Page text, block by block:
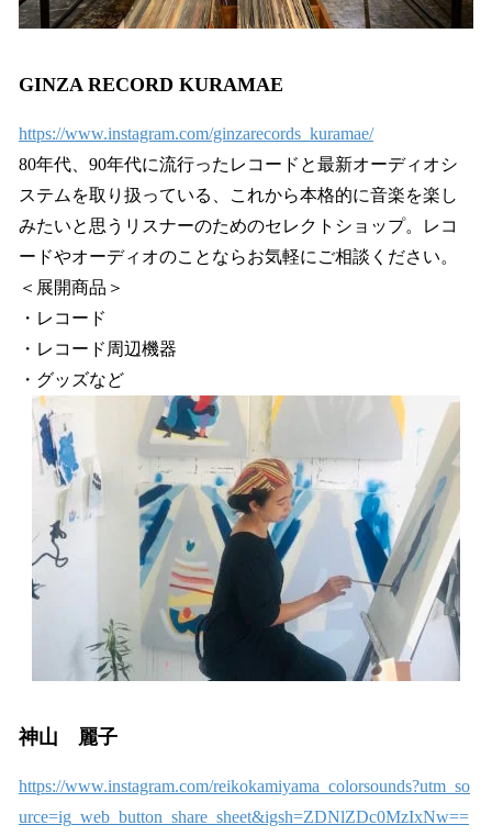
GINZA RECORD KURAMAE
https://www.instagram.com/ginzarecords_kuramae/
80年代、90年代に流行ったレコードと最新オーディオシ
ステムを取り扱っている、これから本格的に音楽を楽し
みたいと思うリスナーのためのセレクトショップ。レコ
ードやオーディオのことならお気軽にご相談ください。
＜展開商品＞
・レコード
・レコード周辺機器
・グッズなど
神山 麗子
https://www.instagram.com/reikokamiyama_colorsounds?utm_so
urce=ig_web_button_share_sheet&igsh=ZDNlZDc0MzIxNw==